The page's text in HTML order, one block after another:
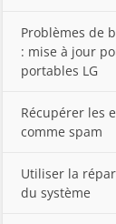
Problèmes de
: mise à jour
portables LG
Récupérer les
comme spam
Utiliser la
du système